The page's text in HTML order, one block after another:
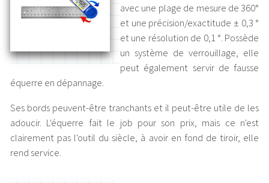
avec une plage de mesure de 360°
et une précision/exactitude ± 0,3 °
et une résolution de 0,1 °. Possède
un système de verrouillage, elle
peut également servir de fausse
équerre en dépannage.
Ses bords peuvent-être tranchants et il peut-être utile de les
adoucir. L'équerre fait le job pour son prix, mais ce n'est
clairement pas l'outil du siècle, à avoir en fond de tiroir, elle
rend service.